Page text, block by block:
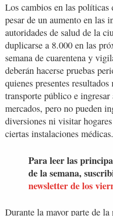
Los cambios en las
pesar de un aumento en las
autoridades de salud de la
duplicarse a 8.000 en las
semana de cuarentena y
deberán hacerse pruebas
quienes presentes
transporte público e
mercados, pero no pueden
diversiones ni visitar
ciertas instalaciones médicas.
Para leer las
de la semana,
newsletter de los
Durante la mayor parte de